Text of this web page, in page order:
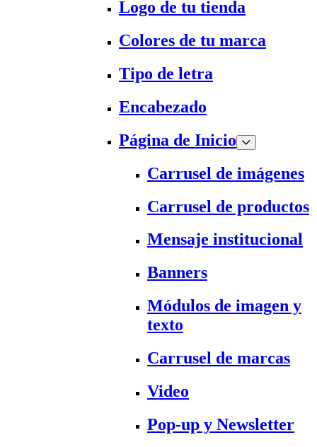
Logo de tu tienda
Colores de tu marca
Tipo de letra
Encabezado
Página de Inicio
Carrusel de imágenes
Carrusel de productos
Mensaje institucional
Banners
Módulos de imagen y
texto
Carrusel de marcas
Video
Pop-up y Newsletter